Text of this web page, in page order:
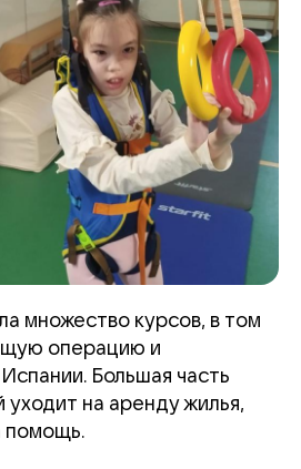
множество курсов, в том
операцию и
Большая часть
на аренду жилья,
помощь.